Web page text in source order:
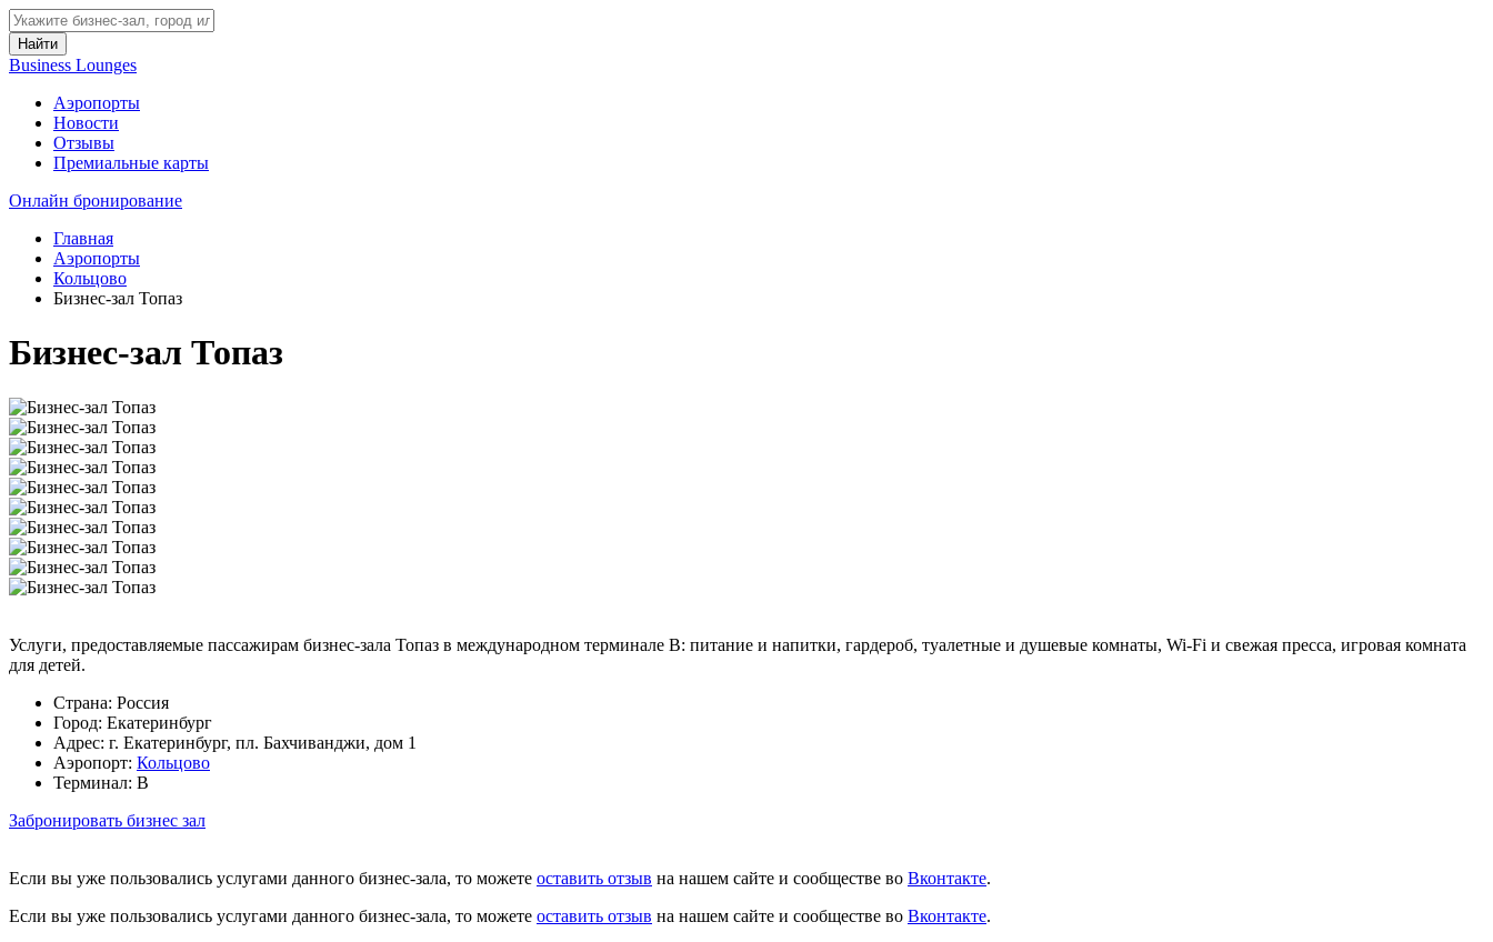
Найти
Business Lounges
Аэропорты
Новости
Отзывы
Премиальные карты
Онлайн бронирование
Главная
Аэропорты
Кольцово
Бизнес-зал Топаз
Бизнес-зал Топаз
Услуги, предоставляемые пассажирам бизнес-зала Топаз в международном терминале В: питание и напитки, гардероб, туалетные и душевые комнаты, Wi-Fi и свежая пресса, игровая комната
для детей.
Страна: Россия
Город: Екатеринбург
Адрес: г. Екатеринбург, пл. Бахчиванджи, дом 1
Аэропорт: Кольцово
Терминал: B
Забронировать бизнес зал
Если вы уже пользовались услугами данного бизнес-зала, то можете оставить отзыв на нашем сайте и сообществе во Вконтакте.
Если вы уже пользовались услугами данного бизнес-зала, то можете оставить отзыв на нашем сайте и сообществе во Вконтакте.